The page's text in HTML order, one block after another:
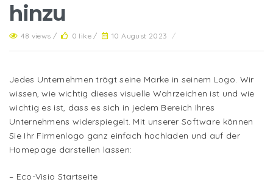
hinzu
48 views / 0 like / 10 August 2023 /
Jedes Unternehmen trägt seine Marke in seinem Logo. Wir
wissen, wie wichtig dieses visuelle Wahrzeichen ist und wie
wichtig es ist, dass es sich in jedem Bereich Ihres
Unternehmens widerspiegelt. Mit unserer Software können
Sie Ihr Firmenlogo ganz einfach hochladen und auf der
Homepage darstellen lassen:
– Eco-Visio Startseite